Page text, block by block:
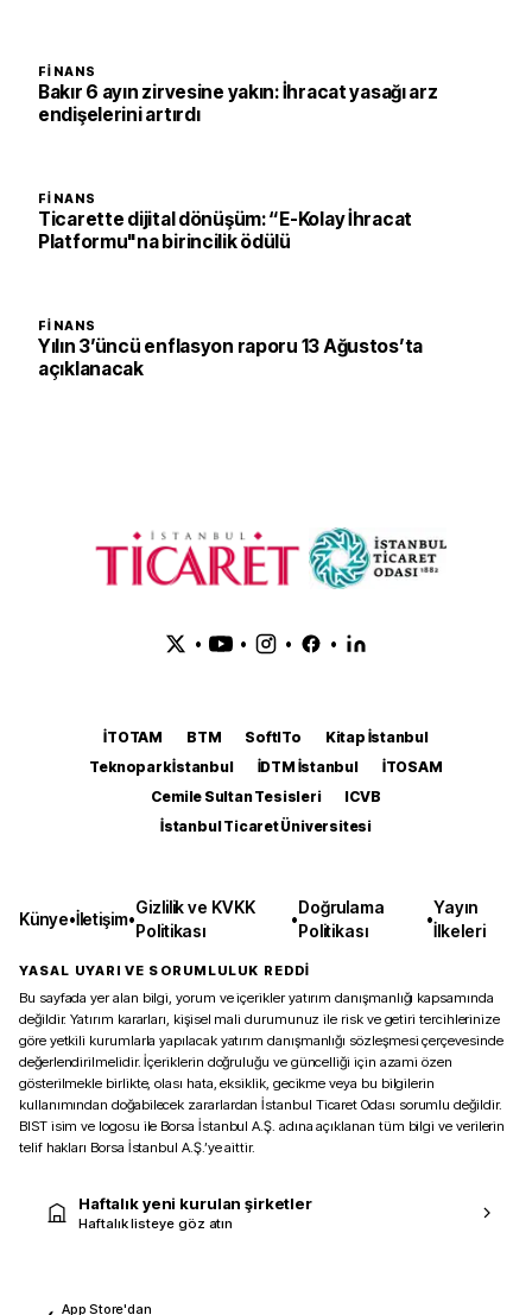
FINANS
Bakır 6 ayın zirvesine yakın: İhracat yasağı arz
endişelerini artırdı
FINANS
Ticarette dijital dönüşüm: “E-Kolay İhracat
Platformu"na birincilik ödülü
FINANS
Yılın 3’üncü enflasyon raporu 13 Ağustos’ta
açıklanacak
• • • •
İTOTAM BTM SoftITo
Kitap İstanbul
Teknopark İstanbul
İDTM İstanbul
İTOSAM
Cemile Sultan Tesisleri
ICVB
İstanbul Ticaret Üniversitesi
Künye•İletişim•
Gizlilik ve KVKK
Politikası
•
Doğrulama
Politikası
•
Yayın
İlkeleri
YASAL UYARI VE SORUMLULUK REDDİ
Bu sayfada yer alan bilgi, yorum ve içerikler yatırım danışmanlığı kapsamında
değildir. Yatırım kararları, kişisel mali durumunuz ile risk ve getiri tercihlerinize
göre yetkili kurumlarla yapılacak yatırım danışmanlığı sözleşmesi çerçevesinde
değerlendirilmelidir. İçeriklerin doğruluğu ve güncelliği için azami özen
gösterilmekle birlikte, olası hata, eksiklik, gecikme veya bu bilgilerin
kullanımından doğabilecek zararlardan İstanbul Ticaret Odası sorumlu değildir.
BIST isim ve logosu ile Borsa İstanbul A.Ş. adına açıklanan tüm bilgi ve verilerin
telif hakları Borsa İstanbul A.Ş.’ye aittir.
Haftalık yeni kurulan şirketler
Haftalık listeye göz atın
App Store'dan